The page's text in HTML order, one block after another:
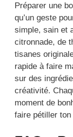
Préparer une
qu’un geste
simple, sain et
citronnade, de
tisanes
rapide à faire
sur des
créativité.
moment de
faire pétiller ton